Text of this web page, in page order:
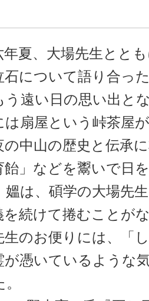
年夏、大場先生とと
石について語り合っ
う遠い日の思い出と
は扇屋という峠茶屋
の中山の歴史と伝承
飴」などを鬻いで日
媼は、碩学の大場先
を続けて捲むことが
生のお便りには、「
が憑いているような